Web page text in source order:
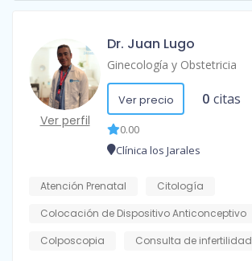
Ver perfil
Dr. Juan Lugo
Ginecología y Obstetricia
Ver precio 0 citas
0.00
Clínica los Jarales
Atención Prenatal
Citología
Colocación de Dispositivo Anticonceptivo
Colposcopia
Consulta de infertilidad